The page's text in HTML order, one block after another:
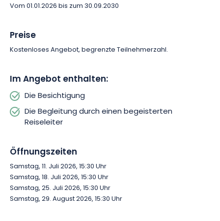
Verpassen Sie nicht diese Gelegenheit, ein entscheidendes
Buchen Sie jetzt! Ein bereicherndes Erlebnis erwartet Sie.
Vom 01.01.2026 bis zum 30.09.2030
Preise
Kostenloses Angebot, begrenzte Teilnehmerzahl.
Im Angebot enthalten:
Die Besichtigung
Die Begleitung durch einen begeisterten
Reiseleiter
Öffnungszeiten
Samstag, 11. Juli 2026, 15:30 Uhr
Samstag, 18. Juli 2026, 15:30 Uhr
Samstag, 25. Juli 2026, 15:30 Uhr
Samstag, 29. August 2026, 15:30 Uhr